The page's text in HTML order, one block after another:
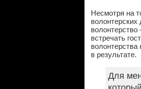
Несмотря на
встречать
в результате.
Для